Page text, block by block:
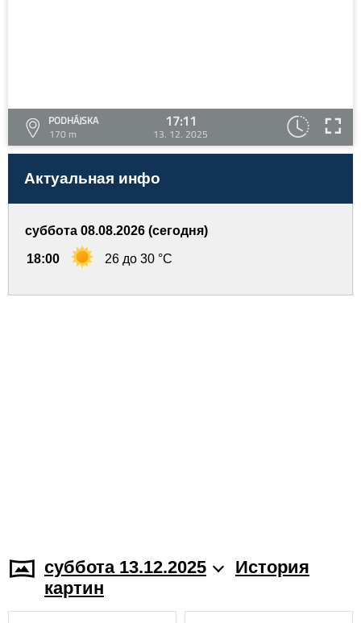
PODHÁJSKA
170 m
17:11
13. 12. 2025
Актуальная инфо
суббота 08.08.2026 (сегодня)
18:00 26 до 30 °C
суббота 13.12.2025
История
картин